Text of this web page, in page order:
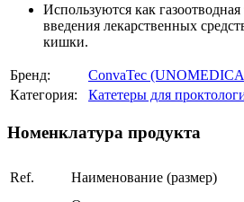
Используются как
введения лекарственных
кишки.
Бренд:
ConvaTec
Категория:
Катетеры для
Номенклатура продукта
Ref. Наименование (размер)